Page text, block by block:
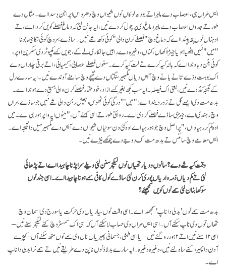
ایس طراں ہی، اعصاب دے ماہر اتے بودھ لوکاں نوں شیواں وچ دھرواس اپراجن دِسدا اے۔ مثال دے
طور تے جدوں اعصاب دے ماہر دماغ دی پرچول کردے نیں، ایہ جانن لئی کہ دماغ فیصلے کویں کردا اے، تے
اوہناں نوں پتہ پیندا اے کہ دماغ وچ "فیصلے کرن والی" کوئی وکھ شے نئیں۔ ساڈے سِر وچ کوئی نکا جیہا بونا
"میں" نئیں بیٹھیا ہویا جیہڑا اکھاں، کناں، وغیرہ دے راہیں جانکاری لے کے، جویں کسے کمپیوٹر دی سکرین اوپر،
کوئی بٹن دباوندا اے کہ بانہ کیہ کرے تے لت کیہ کرے۔ سغوں فیصلے اعصابی، کیمیائی، اتے برقی چلاراں دے
اک بوہت وڈے تانے بانے وچ آپس دیاں گمبھیر سنگتاں دے نتیجے وچ سامنے آوندے نیں۔ ایہ سارے رل
کے نتیجہ کڈدے نیں، یعنی اک فیصلہ۔ ایہ سب کجھ بغیر کسے ازاد، خود مختار فیصلے کرن والی ہستی دے ہوندا اے۔
بدھ مت وی ایسے گل تے زور دیندا اے: "میں'" ورگی کوئی ٹھوس، ہمیش رہن والی شے نئیں جو ساڈے سِراں
وچ رہندی اے، جیہڑی ساڈے فیصلے کردی اے۔ روائتی طور تے اسی کہنے آں،" مینوں ایہ واپر ہو رہی اے۔ میں
اوہ کم کر رہیا واں،" پر اصل وچ جو ہو رہیا اے اوہ کئی ون سونیاں شیواں دے آپس دے گمبھیرمیل دا نتیجہ اے۔
ایس معاملے وچ سائنس تے بدھ مت اک دوجے دے چوکھے نیڑے نیں۔
وقت کیہ شے وے؟ سانوں ودیارتھیاں نوں لیکچر سنن لئی ویلے سر اپڑنا چاہیدا اے اتے پڑھائی
لئی تے کم دیاں ذمہ واریاں پوری کرن لئی ساڈے کول کافی سمے ہونا چاہیدا اے۔ اسی جند نوں
سوکھا بنان لئی سمے نوں کویں سمجھیئے؟
بدھ مت سمے نوں 'بدلی دا ناپ' سمجھدا اے۔ اسی وقت نوں سیاریاں دی حرکت یا سورج دی اسمان وچ
تھاں توں وی ناپ سکنے آں۔ اسی ایس طراں وی حساب لا سکنے آں کہ اسی اک سمسٹر وچ کنے لیکچر سنے نیں –
اسی ۱۲ سنے نیں اتے ۲ ہور رہ گئے نیں – یا اسی طبعی، جسمانی پھیریاں نال وی سمے نوں متھ سکنے آں – کپڑے
آون دا پھیر، کنے ساہ لئے نیں، وغیرہ وغیرہ۔ ایہ سارے بدلاؤ نوں ناپن دے طریقے نیں تے سمے نرا بدلی دا ناپ
اے۔